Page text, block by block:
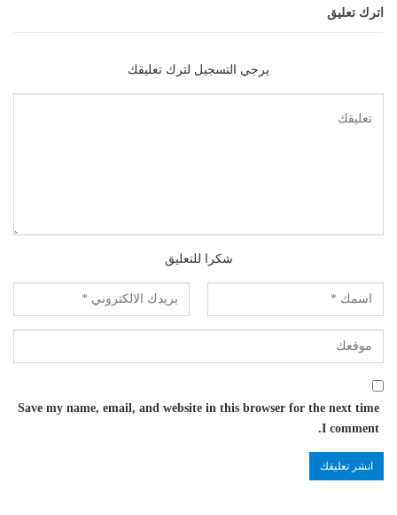
اترك تعليق
يرجي التسجيل لترك تعليقك
شكرا للتعليق
Save my name, email, and website in this browser for the next time
I comment.